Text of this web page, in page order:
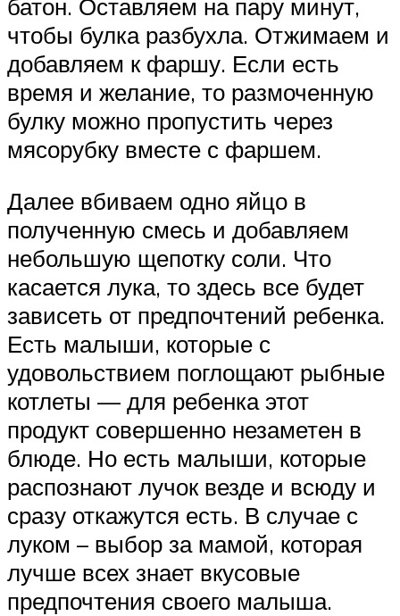
батон. Оставляем на пару минут,
чтобы булка разбухла. Отжимаем и
добавляем к фаршу. Если есть
время и желание, то размоченную
булку можно пропустить через
мясорубку вместе с фаршем.
Далее вбиваем одно яйцо в
полученную смесь и добавляем
небольшую щепотку соли. Что
касается лука, то здесь все будет
зависеть от предпочтений ребенка.
Есть малыши, которые с
удовольствием поглощают рыбные
котлеты — для ребенка этот
продукт совершенно незаметен в
блюде. Но есть малыши, которые
распознают лучок везде и всюду и
сразу откажутся есть. В случае с
луком – выбор за мамой, которая
лучше всех знает вкусовые
предпочтения своего малыша.